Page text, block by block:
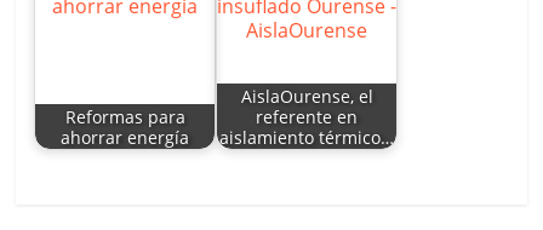
Reformas para
ahorrar energía
AislaOurense, el
referente en
aislamiento térmico…